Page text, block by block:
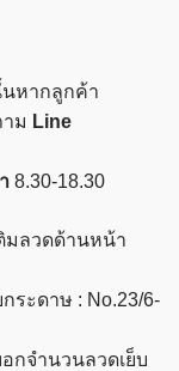
นหากลูกค้า
ม Line
8.30-18.30
มลวดด้านหน้า
ระดาษ : No.23/6-
กจำนวนลวดเย็บ